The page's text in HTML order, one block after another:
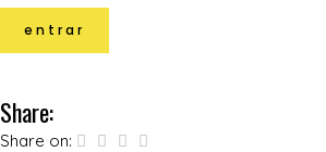
Share:
Share on: